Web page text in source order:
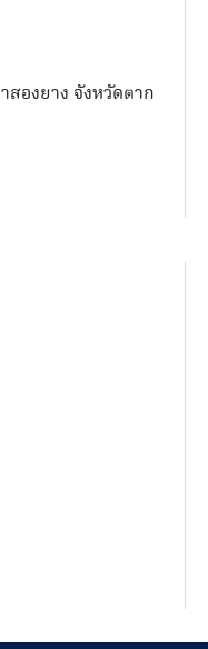
สองยาง จังหวัดตาก